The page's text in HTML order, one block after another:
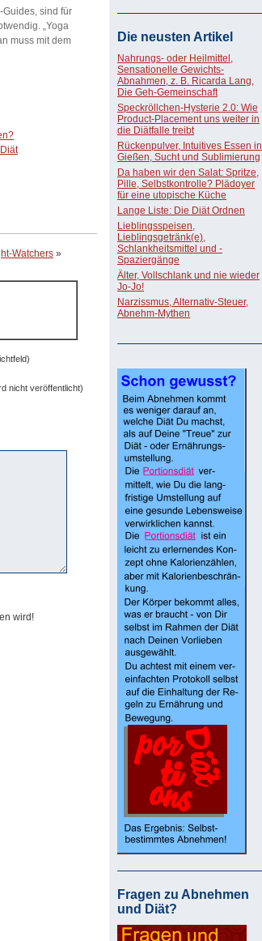
Guides, sind für
„Yoga
muss mit dem
Watchers »
nicht veröffentlicht)
wird!
Die neusten Artikel
Nahrungs- oder Heilmittel,
Sensationelle Gewichts-
Abnahmen, z. B. Ricarda Lang,
Die Geh-Gemeinschaft
Speckröllchen-Hysterie 2.0: Wie
Product-Placement uns weiter in
die Diätfalle treibt
Rückenpulver, Intuitives Essen in
Gießen, Sucht und Sublimierung
Da haben wir den Salat: Spritze,
Pille, Selbstkontrolle? Plädoyer
für eine utopische Küche
Lange Liste: Die Diät Ordnen
Lieblingsspeisen,
Lieblingsgetränk(e),
Schlankheitsmittel und -
Spaziergänge
Älter, Vollschlank und nie wieder
Jo-Jo!
Narzissmus, Alternativ-Steuer,
Abnehm-Mythen
Fragen zu Abnehmen
und Diät?